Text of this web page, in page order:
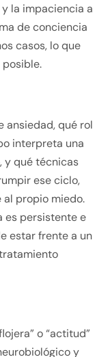
la impaciencia a
de conciencia
casos, lo que
ansiedad, qué rol
interpreta una
y qué técnicas
ese ciclo,
al propio miedo.
es persistente e
estar frente a un
o “actitud”
y